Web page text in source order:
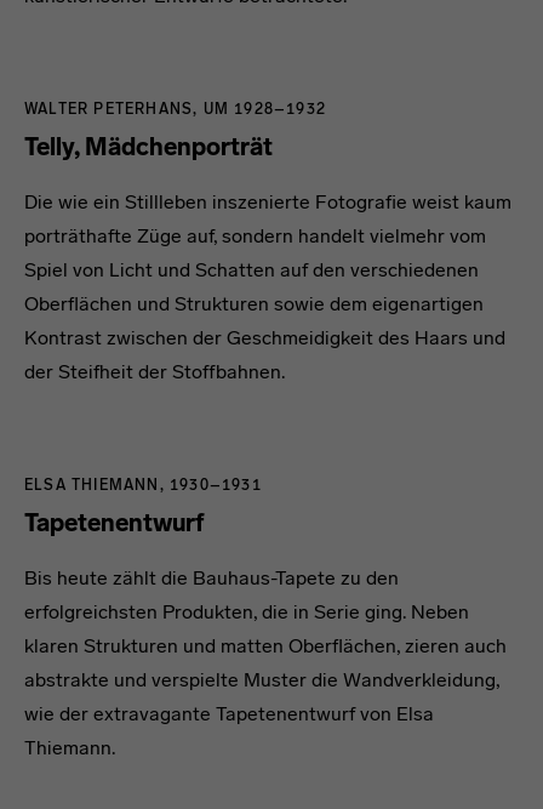
WALTER PETERHANS, UM 1928–1932
Telly, Mädchenporträt
Die wie ein Stillleben inszenierte Fotografie weist kaum
porträthafte Züge auf, sondern handelt vielmehr vom
Spiel von Licht und Schatten auf den verschiedenen
Oberflächen und Strukturen sowie dem eigenartigen
Kontrast zwischen der Geschmeidigkeit des Haars und
der Steifheit der Stoffbahnen.
ELSA THIEMANN, 1930–1931
Tapetenentwurf
Bis heute zählt die Bauhaus-Tapete zu den
erfolgreichsten Produkten, die in Serie ging. Neben
klaren Strukturen und matten Oberflächen, zieren auch
abstrakte und verspielte Muster die Wandverkleidung,
wie der extravagante Tapetenentwurf von Elsa
Thiemann.